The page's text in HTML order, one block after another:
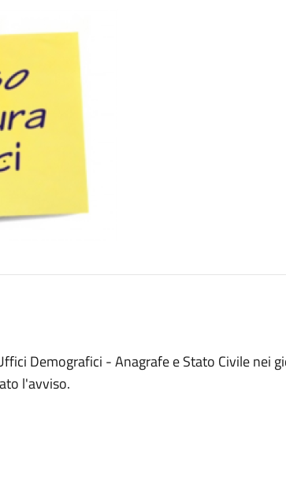
Demografici - Anagrafe e Stato Civile nei
l'avviso.